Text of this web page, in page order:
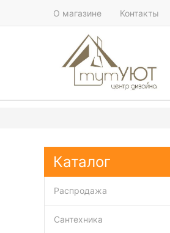
О магазине Контакты
Каталог
Распродажа
Сантехника